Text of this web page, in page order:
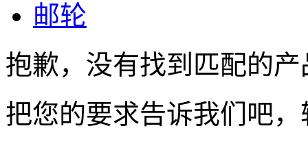
邮轮
抱歉，没有找到匹配的产
把您的要求告诉我们吧